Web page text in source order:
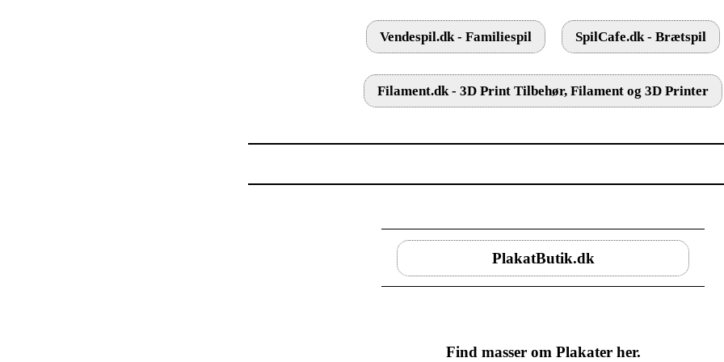
Vendespil.dk - Familiespil SpilCafe.dk - Brætspil
Filament.dk - 3D Print Tilbehør, Filament og 3D Printer
PlakatButik.dk
Find masser om Plakater her.